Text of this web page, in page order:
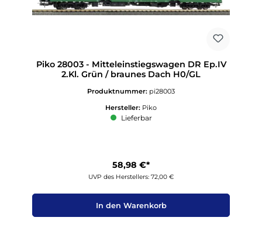
Piko 28003 - Mitteleinstiegswagen DR Ep.IV
2.Kl. Grün / braunes Dach H0/GL
Produktnummer: pi28003
Hersteller: Piko
Lieferbar
58,98 €*
UVP des Herstellers: 72,00 €
In den Warenkorb